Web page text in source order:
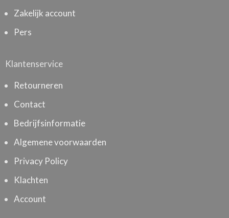
Zakelijk account
Pers
Klantenservice
Retourneren
Contact
Bedrijfsinformatie
Algemene voorwaarden
Privacy Policy
Klachten
Account